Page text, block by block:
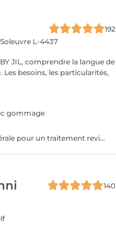
192
Soleuvre L-4437
JIL, comprendre la langue de
besoins, les particularités,
gommage
Peeling tonifiant à base de terre minérale pour un traitement revitalisant du décolleté
140